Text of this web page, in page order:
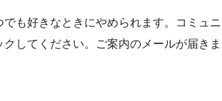
も好きなときにやめられます。コミュニ
してください。ご案内のメールが届きま